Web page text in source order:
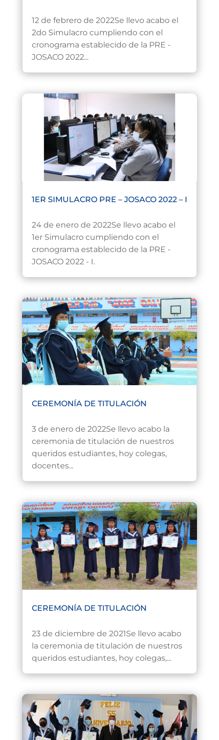
12 de febrero de 2022Se llevo acabo el
2do Simulacro cumpliendo con el
cronograma establecido de la PRE -
JOSACO 2022...
1ER SIMULACRO PRE – JOSACO 2022 – I
24 de enero de 2022Se llevo acabo el
1er Simulacro cumpliendo con el
cronograma establecido de la PRE -
JOSACO 2022 - I.
CEREMONÍA DE TITULACIÓN
3 de enero de 2022Se llevo acabo la
ceremonia de titulación de nuestros
queridos estudiantes, hoy colegas,
docentes...
CEREMONÍA DE TITULACIÓN
23 de diciembre de 2021Se llevo acabo
la ceremonia de titulación de nuestros
queridos estudiantes, hoy colegas,...